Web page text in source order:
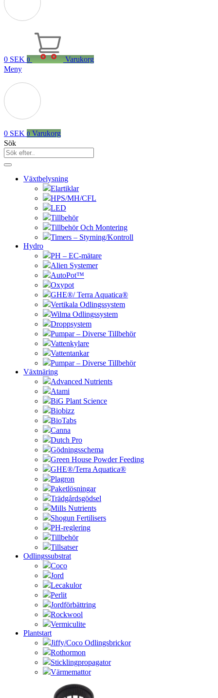
0 SEK 0
Varukorg
Meny
0 SEK 0 Varukorg
Sök
Växtbelysning
Elartiklar
HPS/MH/CFL
LED
Tillbehör
Tillbehör Och Montering
Timers – Styrning/Kontroll
Hydro
PH – EC-mätare
Alien Systemer
AutoPot™
Oxypot
GHE®/ Terra Aquatica®
Vertikala Odlingssystem
Wilma Odlingssystem
Droppsystem
Pumpar – Diverse Tillbehör
Vattenkylare
Vattentankar
Pumpar – Diverse Tillbehör
Växtnäring
Advanced Nutrients
Atami
BiG Plant Science
Biobizz
BioTabs
Canna
Dutch Pro
Gödningsschema
Green House Powder Feeding
GHE®/Terra Aquatica®
Plagron
Paketlösningar
Trädgårdsgödsel
Mills Nutrients
Shogun Fertilisers
PH-reglering
Tillbehör
Tillsatser
Odlingssubstrat
Coco
Jord
Lecakulor
Perlit
Jordförbättring
Rockwool
Vermiculite
Plantstart
Jiffy/Coco Odlingsbrickor
Rothormon
Sticklingpropagator
Värmemattor